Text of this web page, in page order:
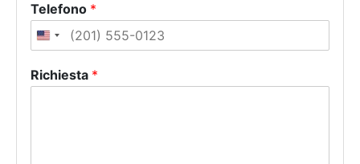
Telefono *
U
i
Richiesta *